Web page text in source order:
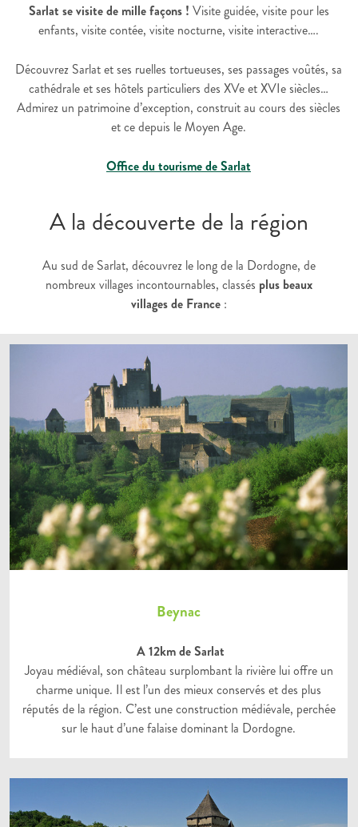
Sarlat se visite de mille façons ! Visite guidée, visite pour les
enfants, visite contée, visite nocturne, visite interactive….
Découvrez Sarlat et ses ruelles tortueuses, ses passages voûtés, sa
cathédrale et ses hôtels particuliers des XVe et XVIe siècles…
Admirez un patrimoine d’exception, construit au cours des siècles
et ce depuis le Moyen Age.
Office du tourisme de Sarlat
A la découverte de la région
Au sud de Sarlat, découvrez le long de la Dordogne, de
nombreux villages incontournables, classés plus beaux
villages de France :
Beynac
A 12km de Sarlat
Joyau médiéval, son château surplombant la rivière lui offre un
charme unique. Il est l’un des mieux conservés et des plus
réputés de la région. C’est une construction médiévale, perchée
sur le haut d’une falaise dominant la Dordogne.